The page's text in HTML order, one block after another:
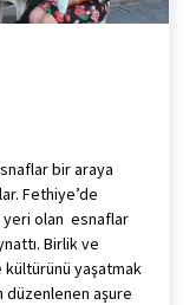
bir araya
Fethiye’de
yeri olan esnaflar
Birlik ve
kültürünü yaşatmak
düzenlenen aşure